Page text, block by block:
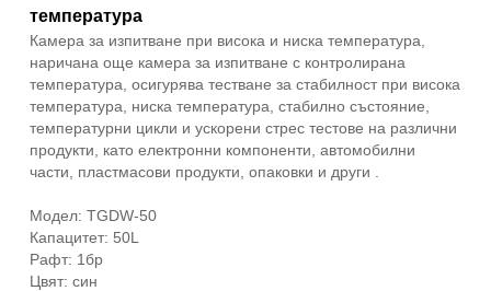
температура
Камера за изпитване при висока и ниска температура,
наричана още камера за изпитване с контролирана
температура, осигурява тестване за стабилност при висока
температура, ниска температура, стабилно състояние,
температурни цикли и ускорени стрес тестове на различни
продукти, като електронни компоненти, автомобилни
части, пластмасови продукти, опаковки и други .
Модел: TGDW-50
Капацитет: 50L
Рафт: 1бр
Цвят: син